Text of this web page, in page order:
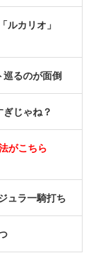
ルカリオ」
巡るのが面倒
じゃね？
がこちら
ュラ一騎打ち